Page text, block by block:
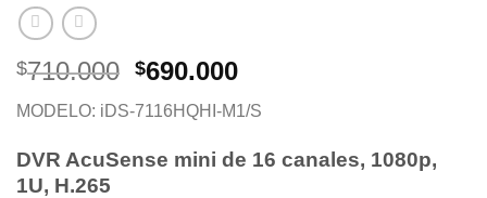
$710.000 El
original
$710.000.
$690.000El
actual
es:
$690.000.
MODELO: iDS-7116HQHI-M1/S
DVR AcuSense mini de 16 canales, 1080p,
1U, H.265